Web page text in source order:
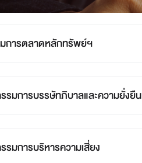
การตลาดหลักทรัพย์ฯ
มการบรรษัทภิบาลและความยั่งยืน
มการบริหารความเสี่ยง